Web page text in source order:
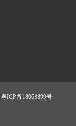
粤ICP备18063899号